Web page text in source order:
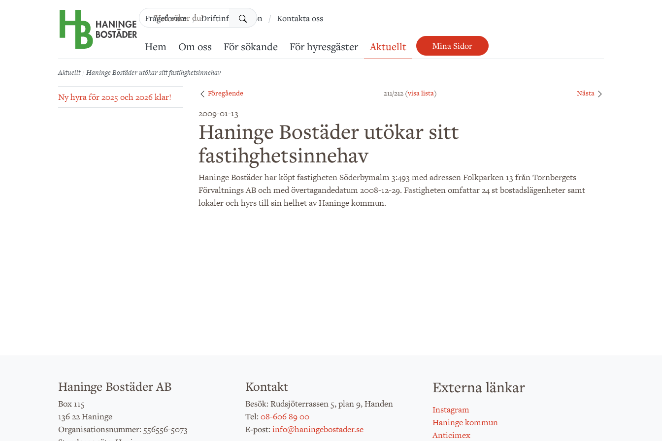
Sök
Hem Om oss För sökande För hyresgäster Aktuellt Mina Sidor
Frågeforum Driftinformation Kontakta oss
Aktuellt Haninge Bostäder utökar sitt fastihghetsinnehav
Ny hyra för 2025 och 2026 klar! Föregående 211/212 (visa lista) Nästa
2009-01-13
Haninge Bostäder utökar sitt
fastihghetsinnehav
Haninge Bostäder har köpt fastigheten Söderbymalm 3:493 med adressen Folkparken 13 från Tornbergets
Förvaltnings AB och med övertagandedatum 2008-12-29. Fastigheten omfattar 24 st bostadslägenheter samt
lokaler och hyrs till sin helhet av Haninge kommun.
Haninge Bostäder AB
Box 115
136 22 Haninge
Organisationsnummer: 556556-5073
Kontakt
Besök: Rudsjöterrassen 5, plan 9, Handen
Tel: 08-606 89 00
E-post: info@haningebostader.se
Externa länkar
Instagram
Haninge kommun
Anticimex